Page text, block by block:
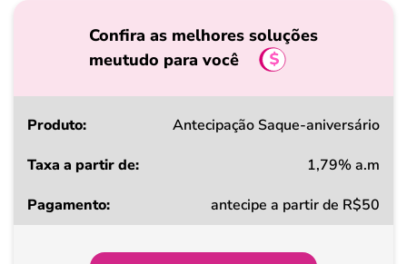
Confira as melhores soluções
meutudo para você
Produto
a
Antecipação Saque-aniversário
1,79% a.m
antecipe a partir de R$50